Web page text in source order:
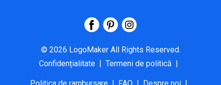
© 2026 LogoMaker All Rights Reserved.
Confidențialitate | Termeni de politică |